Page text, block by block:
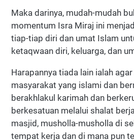
Maka darinya, mudah-mudah
momentum Isra Miraj ini
tiap-tiap diri dan umat Islam
ketaqwaan diri, keluarga, dan
Harapannya tiada lain ialah
masyarakat yang islami dan
berakhlakul karimah dan
berkesatuan melalui shalat
masjid, musholla-musholla di
tempat kerja dan di mana pun